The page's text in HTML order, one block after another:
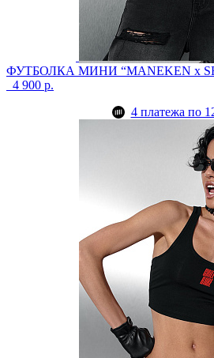
ФУТБОЛКА МИНИ “MANEKEN x
4 900 р.
4 платежа по